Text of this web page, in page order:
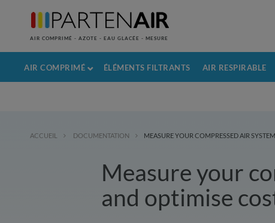
AIR COMPRIMÉ - AZOTE - EAU GLACÉE - MESURE
AIR COMPRIMÉ ÉLÉMENTS FILTRANTS AIR RESPIRABLE
ACCUEIL DOCUMENTATION MEASURE YOUR COMPRESSED AIR
Measure your
and optimise